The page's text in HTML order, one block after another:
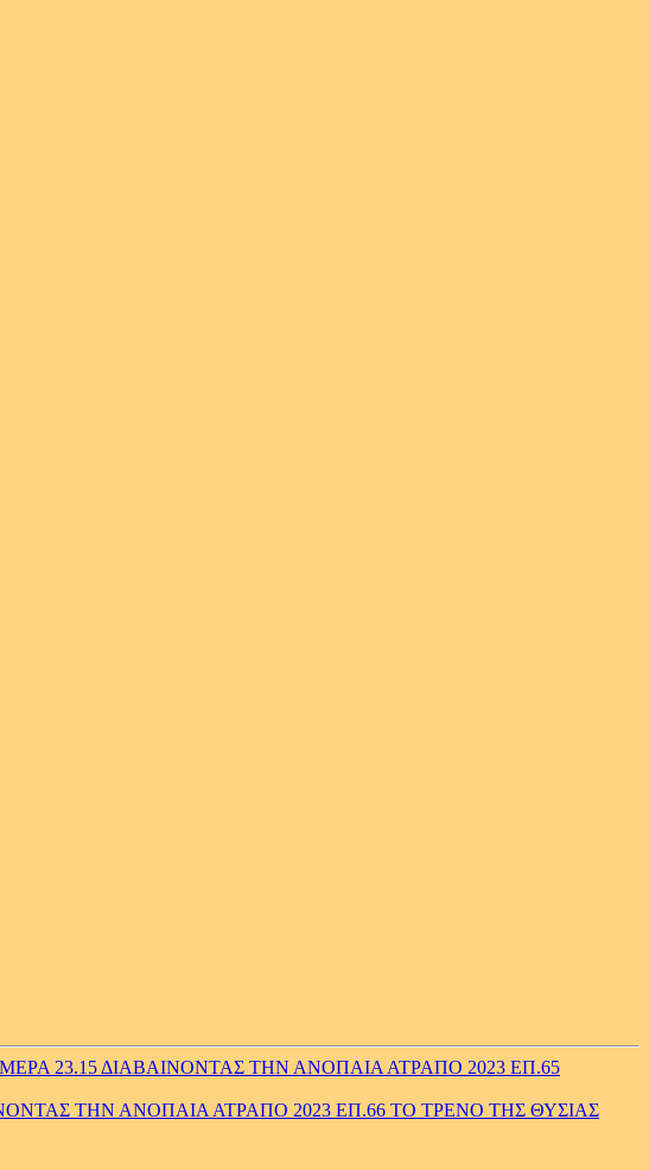
23.15 ΔΙΑΒΑΙΝΟΝΤΑΣ ΤΗΝ ΑΝΟΠΑΙΑ ΑΤΡΑΠΟ 2023 ΕΠ.65
ΤΗΝ ΑΝΟΠΑΙΑ ΑΤΡΑΠΟ 2023 ΕΠ.66 ΤΟ ΤΡΕΝΟ ΤΗΣ ΘΥΣΙΑΣ